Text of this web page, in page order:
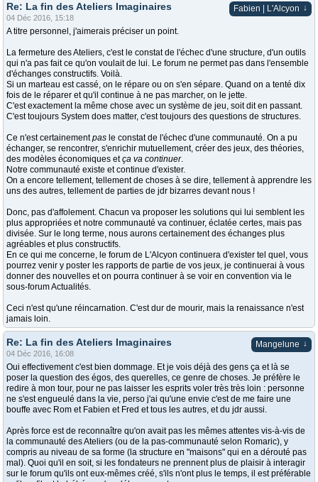
Fabien | L'Alcyon ↓
Re: La fin des Ateliers Imaginaires
04 Déc 2016, 15:18
A titre personnel, j'aimerais préciser un point.
La fermeture des Ateliers, c'est le constat de l'échec d'une structure, d'un outils
qui n'a pas fait ce qu'on voulait de lui. Le forum ne permet pas dans l'ensemble
d'échanges constructifs. Voilà.
Si un marteau est cassé, on le répare ou on s'en sépare. Quand on a tenté dix
fois de le réparer et qu'il continue à ne pas marcher, on le jette.
C'est exactement la même chose avec un système de jeu, soit dit en passant.
C'est toujours System does matter, c'est toujours des questions de structures.
Ce n'est certainementpas le constat de l'échec d'une communauté. On a pu
échanger, se rencontrer, s'enrichir mutuellement, créer des jeux, des théories,
des modèles économiques etça va continuer.
Notre communauté existe et continue d'exister.
On a encore tellement, tellement de choses à se dire, tellement à apprendre les
uns des autres, tellement de parties de jdr bizarres devant nous !
Donc, pas d'affolement. Chacun va proposer les solutions qui lui semblent les
plus appropriées et notre communauté va continuer, éclatée certes, mais pas
divisée. Sur le long terme, nous aurons certainement des échanges plus
agréables et plus constructifs.
En ce qui me concerne, le forum de L'Alcyon continuera d'exister tel quel, vous
pourrez venir y poster les rapports de partie de vos jeux, je continuerai à vous
donner des nouvelles et on pourra continuer à se voir en convention via le
sous-forum Actualités.
Ceci n'est qu'une réincarnation. C'est dur de mourir, mais la renaissance n'est
jamais loin.
Mangelune ↓
Re: La fin des Ateliers Imaginaires
04 Déc 2016, 16:08
Oui effectivement c'est bien dommage. Et je vois déjà des gens ça et là se
poser la question des égos, des querelles, ce genre de choses. Je préfère le
redire à mon tour, pour ne pas laisser les esprits voler très très loin : personne
ne s'est engueulé dans la vie, perso j'ai qu'une envie c'est de me faire une
bouffe avec Rom et Fabien et Fred et tous les autres, et du jdr aussi.
Après force est de reconnaître qu'on avait pas les mêmes attentes vis-à-vis de
la communauté des Ateliers (ou de la pas-communauté selon Romaric), y
compris au niveau de sa forme (la structure en "maisons" qui en a dérouté pas
mal). Quoi qu'il en soit, si les fondateurs ne prennent plus de plaisir à interagir
sur le forum qu'ils ont eux-mêmes créé, s'ils n'ont plus le temps, il est préférable